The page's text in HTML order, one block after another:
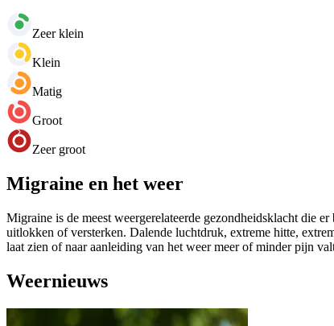
Zeer klein
Klein
Matig
Groot
Zeer groot
Migraine en het weer
Migraine is de meest weergerelateerde gezondheidsklacht die
uitlokken of versterken. Dalende luchtdruk, extreme hitte,
laat zien of naar aanleiding van het weer meer of minder pijn
Weernieuws